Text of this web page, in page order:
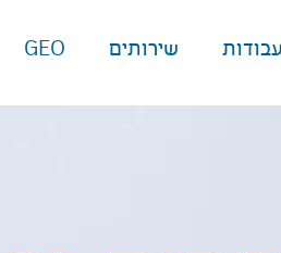
שירותים GEO